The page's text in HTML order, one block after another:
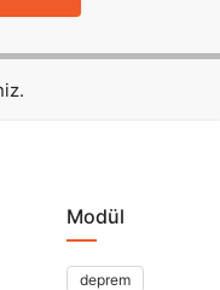
Modül
deprem